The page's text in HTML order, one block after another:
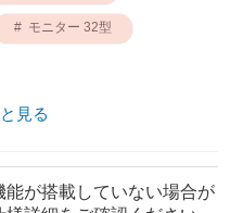
モニター 32型
見る
が搭載していない場合が